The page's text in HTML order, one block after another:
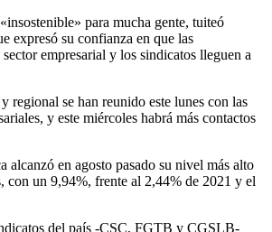
para mucha gente, tuiteó
expresó su confianza en que las
empresarial y los sindicatos lleguen a
regional se han reunido este lunes con las
y este miércoles habrá más contactos
alcanzó en agosto pasado su nivel más alto
con un 9,94%, frente al 2,44% de 2021 y el
del país -CSC, FGTB y CGSLB-